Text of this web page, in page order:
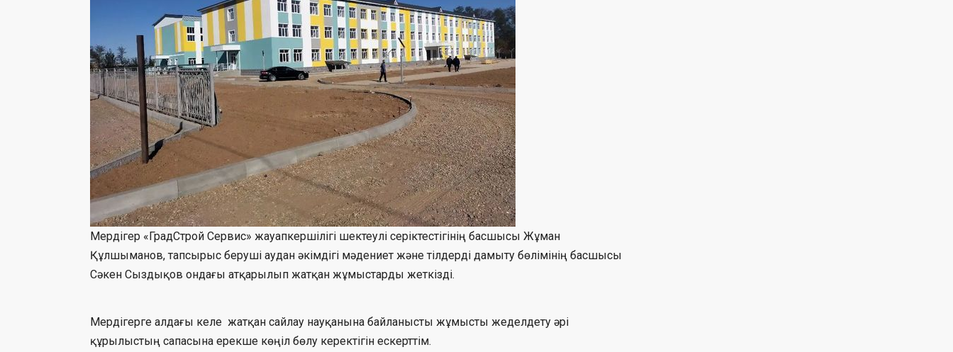
Мердігер «ГрадСтрой Сервис» жауапкершілігі шектеулі серіктестігінің басшысы Жұман
Құлшыманов, тапсырыс беруші аудан әкімдігі мәдениет және тілдерді дамыту бөлімінің басшысы
Сәкен Сыздықов ондағы атқарылып жатқан жұмыстарды жеткізді.
Мердігерге алдағы келе жатқан сайлау науқанына байланысты жұмысты жеделдету әрі
құрылыстың сапасына ерекше көңіл бөлу керектігін ескерттім.